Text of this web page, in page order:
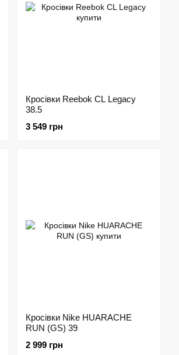
Кросівки Reebok CL Legacy
38.5
3 549 грн
Кросівки Nike HUARACHE
RUN (GS) 39
2 999 грн